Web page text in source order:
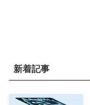
新着記事